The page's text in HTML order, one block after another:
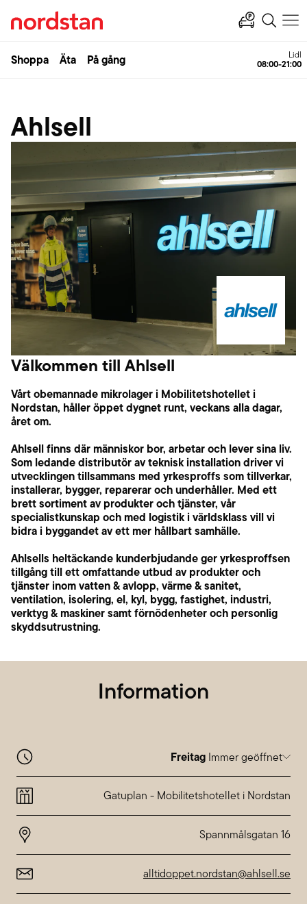
Shoppa Äta På gång Lidl
08:00-21:00
Ahlsell
Välkommen till Ahlsell
Vårt obemannade mikrolager i Mobilitetshotellet i
Nordstan, håller öppet dygnet runt, veckans alla dagar,
året om.
Ahlsell finns där människor bor, arbetar och lever sina liv.
Som ledande distributör av teknisk installation driver vi
utvecklingen tillsammans med yrkesproffs som tillverkar,
installerar, bygger, reparerar och underhåller. Med ett
brett sortiment av produkter och tjänster, vår
specialistkunskap och med logistik i världsklass vill vi
bidra i byggandet av ett mer hållbart samhälle.
Ahlsells heltäckande kunderbjudande ger yrkesproffsen
tillgång till ett omfattande utbud av produkter och
tjänster inom vatten & avlopp, värme & sanitet,
ventilation, isolering, el, kyl, bygg, fastighet, industri,
verktyg & maskiner samt förnödenheter och personlig
skyddsutrustning.
Information
Freitag Immer geöffnet
Immer geöffnet
Abweichende Öffnungszeiten beiNordstan
Gatuplan - Mobilitetshotellet i Nordstan
alltidoppet.nordstan@ahlsell.se